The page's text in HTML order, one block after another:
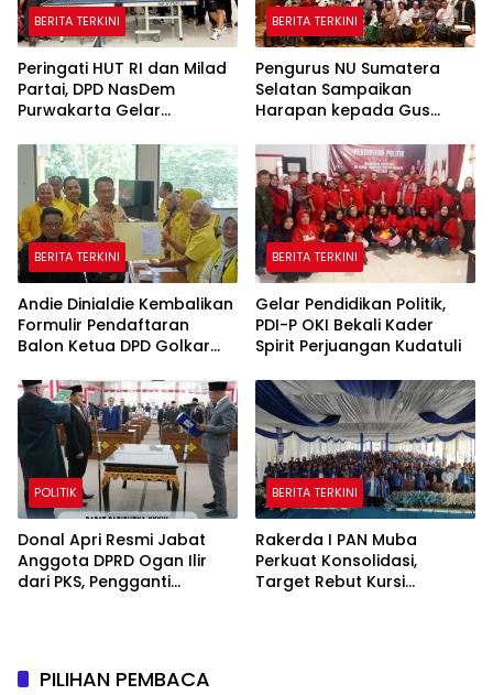
BERITA TERKINI
Peringati HUT RI dan Milad
Partai, DPD NasDem
Purwakarta Gelar
hingga Baksos Gratis
BERITA TERKINI
Pengurus NU Sumatera
Selatan Sampaikan
Harapan kepada Gus
Pesantren
BERITA TERKINI
Andie Dinialdie Kembalikan
Formulir Pendaftaran
Balon Ketua DPD Golkar
BERITA TERKINI
Gelar Pendidikan Politik,
PDI-P OKI Bekali Kader
Spirit Perjuangan Kudatuli
POLITIK
Donal Apri Resmi Jabat
Anggota DPRD Ogan Ilir
dari PKS, Pengganti
BERITA TERKINI
Rakerda I PAN Muba
Perkuat Konsolidasi,
Target Rebut Kursi
PILIHAN PEMBACA